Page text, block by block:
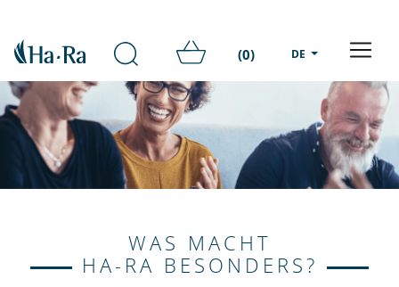
(0) DE
WAS MACHT
HA-RA BESONDERS?